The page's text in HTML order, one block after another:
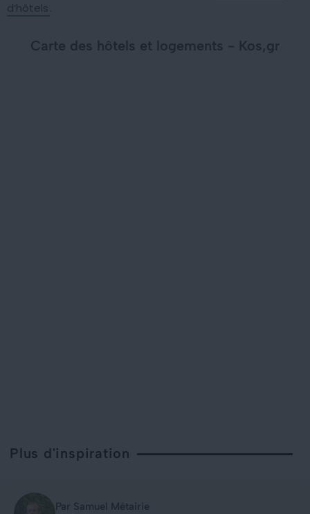
d’hôtels
Carte des hôtels et logements - Kos,gr
Plus d'inspiration
Par Samuel Métairie